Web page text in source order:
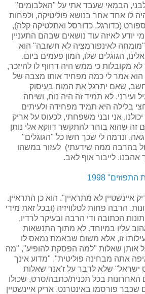
הבמאי שעבד אתי על "האלבומים"
לו אחד אחר בנושא פוליטיקה, ולפחות
(כדורגל, כדורסל ואתלטיקה קלה),
יודע לאיזה עוד נושאים שבהם התעניין
"מומחה לאינפורמציה לא חשובה" הוא
הגוגלים שלו, המון פעמים ביום.
מקובלות כי ממש היה דחוף לו להיזכר,
אמר לי כמה מפחיד אותו מצבה של
וחשב, שאם יתרגל את המוח בעיסוק
ועירני. לא תמיד זה היה נוח, ושיחה
בלילה היא תמיד מפחידה ולעיתים
אני ובני משפחתי, לכעוס על אריק
זה שהוא בוחר להתקשר דווקא אלי נותן
ונדמה לי שכך חשו כל "הגוגלים"
בהרבה ממה שידעתי) לעזור במשהו
לייבור אוף לאב.
1998
איינשטיין לא מתראיין". הוא כן התראיין.
הרבה פחות לטלוויזיה (ובכל זאת מידי
הכתובה ודי הרבה ובעיקר לרדיו,
עליו במיוחד. לא מתוך התנשאות
זו, אלא משום שבאמת נמאס לו
אותן שאלות "למה הפסקת להופיע", "מה
אתה מבחינה פוליטית", "מדוע אינך
ישראל" שלא לדבר על ז'אנר שאלות
בכל תכנית/כתבה/סרט, שכולו
פורסמו באינטרנט. אריק איינשטיין